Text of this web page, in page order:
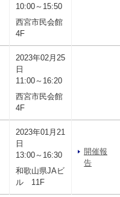
10:00～15:50
西宮市民会館
4F
2023年02月25
日
11:00～16:20
西宮市民会館
4F
2023年01月21
日
13:00～16:30
和歌山県JAビ
ル 11F
開催報
告